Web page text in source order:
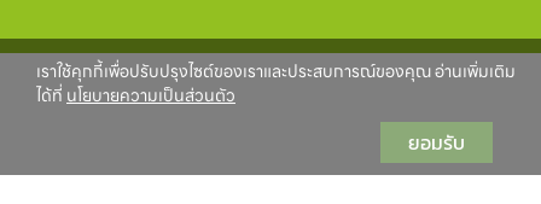
เราใช้คุกกี้เพื่อปรับปรุงไซต์ของเราและประสบการณ์ของคุณ อ่านเพิ่มเติม
ได้ที่ นโยบายความเป็นส่วนตัว
ยอมรับ